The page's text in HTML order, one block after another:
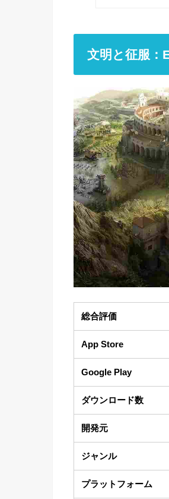
文明と征服：
総合評価
App Store
Google Play
ダウンロード数
開発元
ジャンル
プラットフォーム